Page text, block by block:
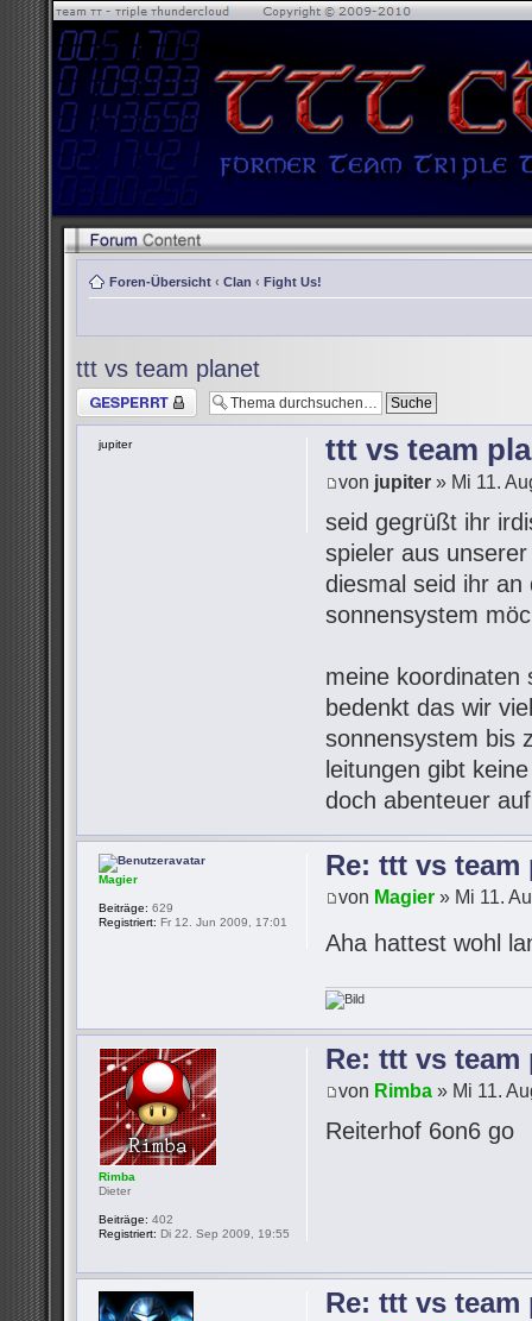
Foren-Übersicht ‹ Clan ‹ Fight Us!
ttt vs team planet
Thema gesperrt
ttt vs team
von jupiter » Mi 11.
seid gegrüßt ihr
spieler aus
diesmal seid ihr
sonnensystem
meine koordinaten
bedenkt das wir
sonnensystem bis
leitungen gibt
doch abenteuer
jupiter
Re: ttt vs team
von Magier » Mi 11.
Aha hattest wohl
Magier
Beiträge: 629
Registriert: Fr 12. Jun 2009, 17:01
Re: ttt vs team
von Rimba » Mi 11.
Reiterhof 6on6 go
Rimba
Dieter
Beiträge: 402
Registriert: Di 22. Sep 2009, 19:55
Re: ttt vs team